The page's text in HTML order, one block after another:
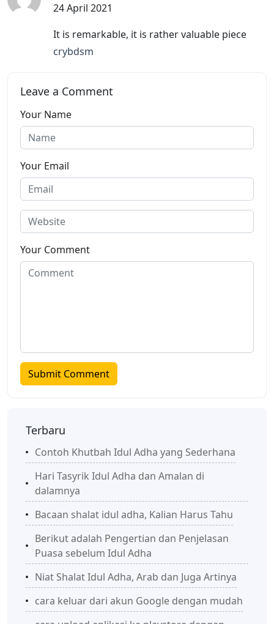
24 April 2021
It is remarkable, it is rather valuable piece
crybdsm
Leave a Comment
Your Name
Your Email
Your Comment
Terbaru
Contoh Khutbah Idul Adha yang Sederhana
Hari Tasyrik Idul Adha dan Amalan di
dalamnya
Bacaan shalat idul adha, Kalian Harus Tahu
Berikut adalah Pengertian dan Penjelasan
Puasa sebelum Idul Adha
Niat Shalat Idul Adha, Arab dan Juga Artinya
cara keluar dari akun Google dengan mudah